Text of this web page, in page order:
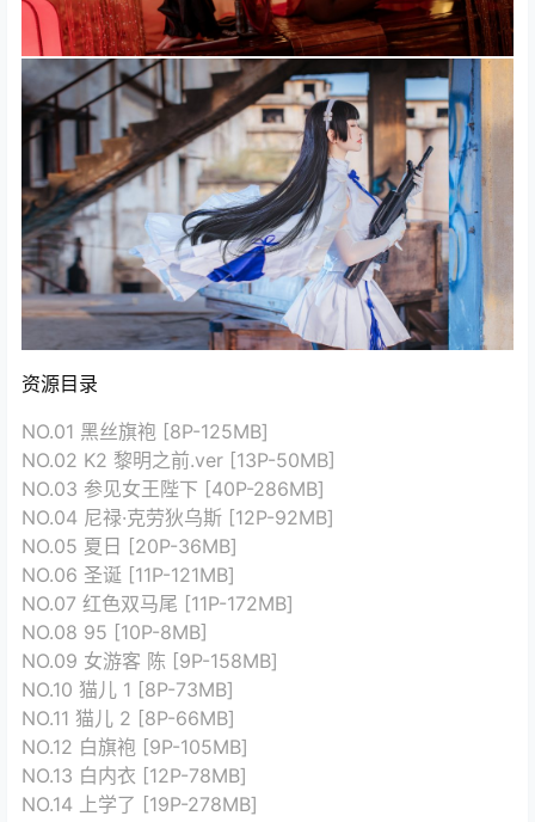
资源目录
NO.01 黑丝旗袍 [8P-125MB]
NO.02 K2 黎明之前.ver [13P-50MB]
NO.03 参见女王陛下 [40P-286MB]
NO.04 尼禄·克劳狄乌斯 [12P-92MB]
NO.05 夏日 [20P-36MB]
NO.06 圣诞 [11P-121MB]
NO.07 红色双马尾 [11P-172MB]
NO.08 95 [10P-8MB]
NO.09 女游客 陈 [9P-158MB]
NO.10 猫儿 1 [8P-73MB]
NO.11 猫儿 2 [8P-66MB]
NO.12 白旗袍 [9P-105MB]
NO.13 白内衣 [12P-78MB]
NO.14 上学了 [19P-278MB]